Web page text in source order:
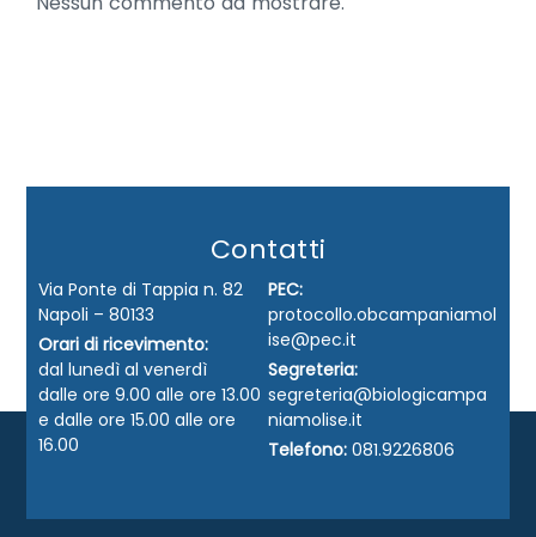
Contatti
Via Ponte di Tappia n. 82
Napoli – 80133
Orari di ricevimento:
dal lunedì al venerdì
dalle ore 9.00 alle ore 13.00
e dalle ore 15.00 alle ore
16.00
PEC:
protocollo.obcampaniamol
ise@pec.it
Segreteria:
segreteria@biologicampa
niamolise.it
Telefono: 081.9226806